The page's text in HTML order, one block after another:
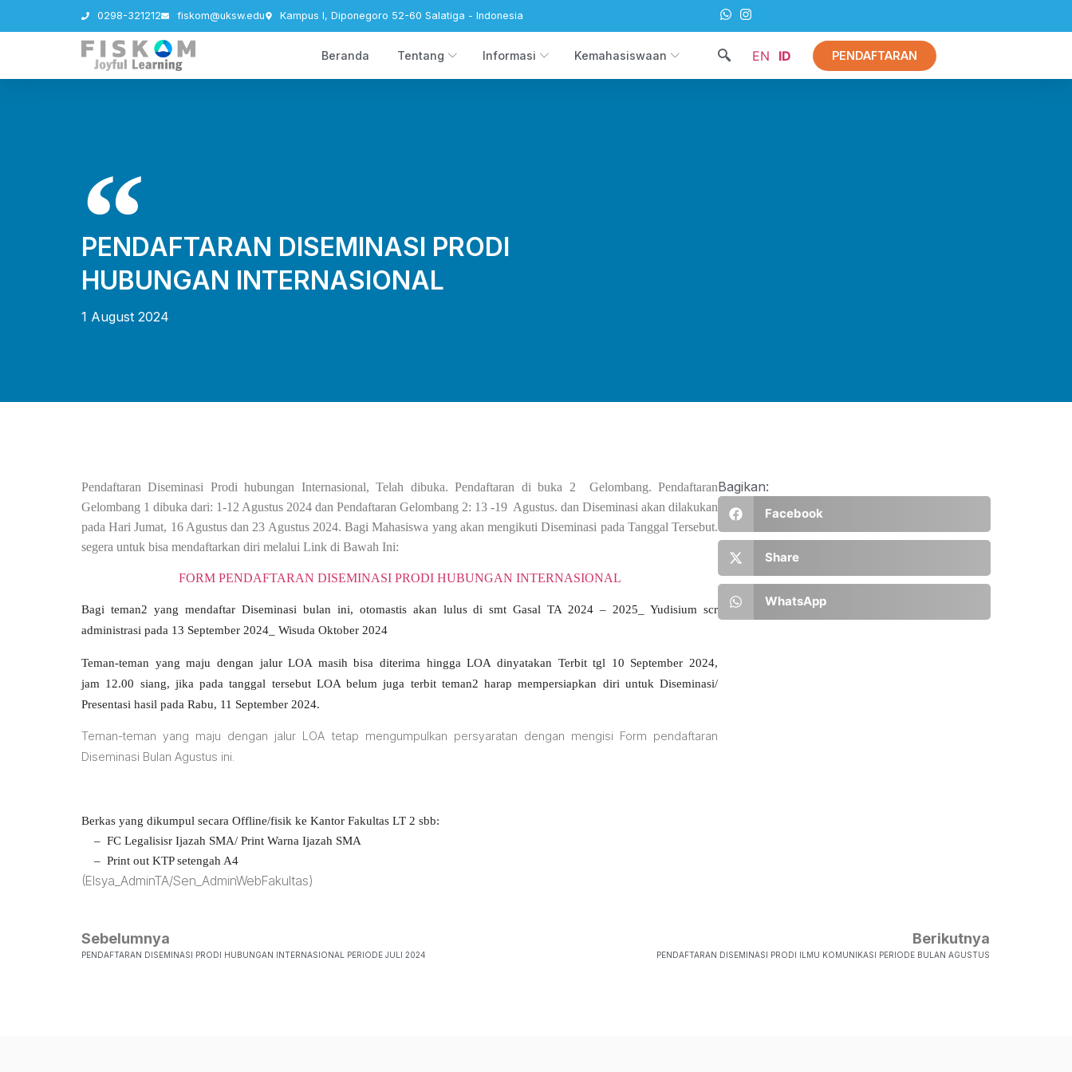
0298-321212 fiskom@uksw.edu Kampus I, Diponegoro 52-60 Salatiga - Indonesia
Beranda Tentang Informasi Kemahasiswaan EN ID PENDAFTARAN
PENDAFTARAN DISEMINASI PRODI
HUBUNGAN INTERNASIONAL
1 August 2024
Pendaftaran Diseminasi Prodi hubungan Internasional, Telah dibuka. Pendaftaran di buka 2 Gelombang. Pendaftaran
Gelombang 1 dibuka dari: 1-12 Agustus 2024 dan Pendaftaran Gelombang 2: 13 -19 Agustus. dan Diseminasi akan dilakukan
pada Hari Jumat, 16 Agustus dan 23 Agustus 2024. Bagi Mahasiswa yang akan mengikuti Diseminasi pada Tanggal Tersebut.
segera untuk bisa mendaftarkan diri melalui Link di Bawah Ini:
FORM PENDAFTARAN DISEMINASI PRODI HUBUNGAN INTERNASIONAL
Bagi teman2 yang mendaftar Diseminasi bulan ini, otomastis akan lulus di smt Gasal TA 2024 – 2025_ Yudisium scr
administrasi pada 13 September 2024 _ Wisuda Oktober 2024
Teman-teman yang maju dengan jalur LOA masih bisa diterima hingga LOA dinyatakan Terbit tgl 10 September 2024,
jam 12.00 siang, jika pada tanggal tersebut LOA belum juga terbit teman2 harap mempersiapkan diri untuk Diseminasi/
Presentasi hasil pada Rabu, 11 September 2024.
Teman-teman yang maju dengan jalur LOA tetap mengumpulkan persyaratan dengan mengisi Form pendaftaran
Diseminasi Bulan Agustus ini.
Berkas yang dikumpul secara Offline/fisik ke Kantor Fakultas LT 2 sbb:
– FC Legalisisr Ijazah SMA/ Print Warna Ijazah SMA
– Print out KTP setengah A4
(Elsya_AdminTA/Sen_AdminWebFakultas)
Bagikan:
Facebook
Share
WhatsApp
Sebelumnya
PENDAFTARAN DISEMINASI PRODI HUBUNGAN INTERNASIONAL PERIODE JULI 2024
Berikutnya
PENDAFTARAN DISEMINASI PRODI ILMU KOMUNIKASI PERIODE BULAN AGUSTUS